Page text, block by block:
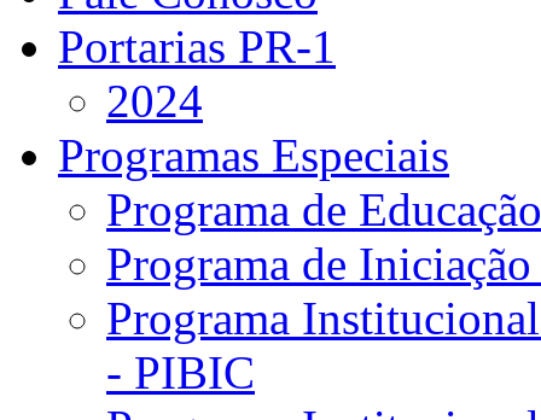
Portarias PR-1
2024
Programas Especiais
Programa de
Programa de
Programa
- PIBIC